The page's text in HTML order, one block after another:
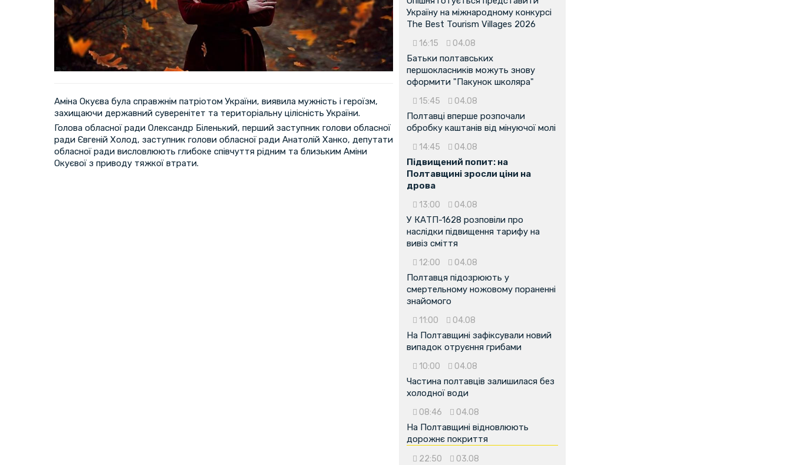
Аміна Окуєва була справжнім патріотом України, виявила мужність і героїзм,
захищаючи державний суверенітет та територіальну цілісність України.
Голова обласної ради Олександр Біленький, перший заступник голови обласної
ради Євгеній Холод, заступник голови обласної ради Анатолій Ханко, депутати
обласної ради висловлюють глибоке співчуття рідним та близьким Аміни
Окуєвої з приводу тяжкої втрати.
Україну на міжнародному конкурсі
The Best Tourism Villages 2026
16:15 04.08
Батьки полтавських
першокласників можуть знову
оформити "Пакунок школяра"
15:45 04.08
Полтавці вперше розпочали
обробку каштанів від мінуючої молі
14:45 04.08
Підвищений попит: на
Полтавщині зросли ціни на
дрова
13:00 04.08
У КАТП-1628 розповіли про
наслідки підвищення тарифу на
вивіз сміття
12:00 04.08
Полтавця підозрюють у
смертельному ножовому пораненні
знайомого
11:00 04.08
На Полтавщині зафіксували новий
випадок отруєння грибами
10:00 04.08
Частина полтавців залишилася без
холодної води
08:46 04.08
На Полтавщині відновлюють
дорожнє покриття
22:50 03.08